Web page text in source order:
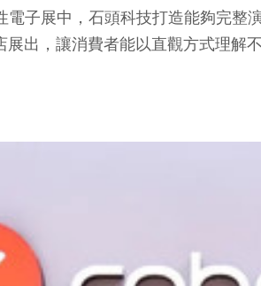
子展中，石頭科技打造能夠完
展出，讓消費者能以直觀方式理